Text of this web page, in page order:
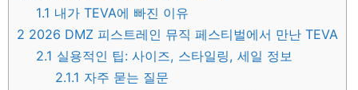
1.1 내가 TEVA에 빠진 이유
2 2026 DMZ 피스트레인 뮤직 페스티벌에서 만난 TEVA
2.1 실용적인 팁: 사이즈, 스타일링, 세일 정보
2.1.1 자주 묻는 질문